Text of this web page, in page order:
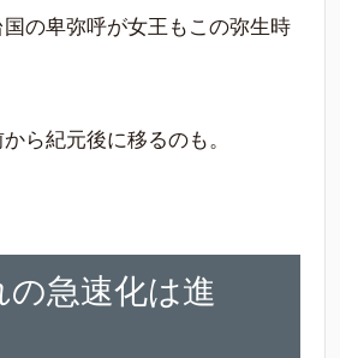
の卑弥呼が女王もこの弥生時
ら紀元後に移るのも。
の急速化は進